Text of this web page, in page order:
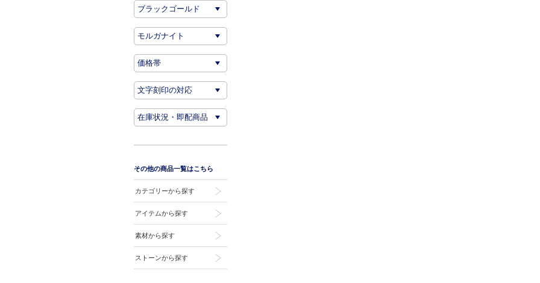
その他の商品一覧はこちら
カテゴリーから探す
アイテムから探す
素材から探す
ストーンから探す